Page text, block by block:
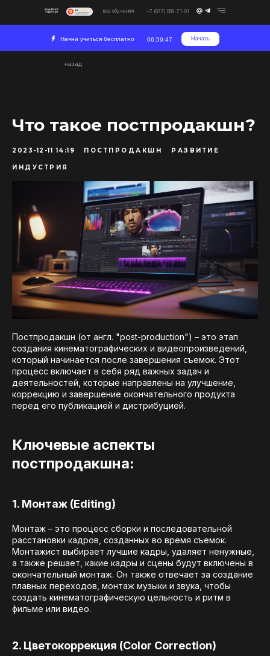
все обучения +7 (977) 089-71-01
06:59:46
Начни учиться бесплатно Начать
назад
Что такое постпродакшн?
2023-12-11 14:19 ПОСТПРОДАКШН РАЗВИТИЕ
ИНДУСТРИЯ
Постпродакшн (от англ. "post-production") – это этап
создания кинематографических и видеопроизведений,
который начинается после завершения съемок. Этот
процесс включает в себя ряд важных задач и
деятельностей, которые направлены на улучшение,
коррекцию и завершение окончательного продукта
перед его публикацией и дистрибуцией.
Ключевые аспекты
постпродакшна:
1. Монтаж (Editing)
Монтаж – это процесс сборки и последовательной
расстановки кадров, созданных во время съемок.
Монтажист выбирает лучшие кадры, удаляет ненужные,
а также решает, какие кадры и сцены будут включены в
окончательный монтаж. Он также отвечает за создание
плавных переходов, монтаж музыки и звука, чтобы
создать кинематографическую цельность и ритм в
фильме или видео.
2. Цветокоррекция (Color Correction)